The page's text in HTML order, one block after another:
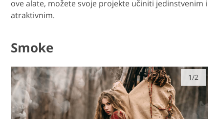
ove alate, možete svoje projekte učiniti jedinstvenim i
atraktivnim.
Smoke
1/2